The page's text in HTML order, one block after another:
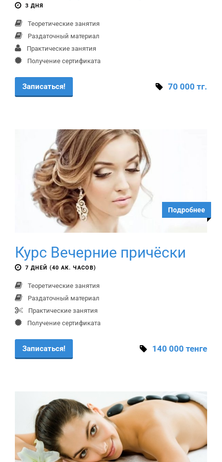
3 ДНЯ
Теоретические занятия
Раздаточный материал
Практические занятия
Получение сертификата
Записаться! 70 000 тг.
Подробнее
Курс Вечерние причёски
7 ДНЕЙ (40 АК. ЧАСОВ)
Теоретические занятия
Раздаточный материал
Практические занятия
Получение сертификата
Записаться! 140 000 тенге